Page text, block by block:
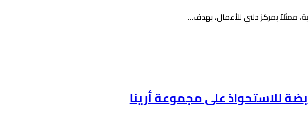
ممثلاً بمركز دلني للأعمال، بهدف…
للاستحواذ على مجموعة أرينا